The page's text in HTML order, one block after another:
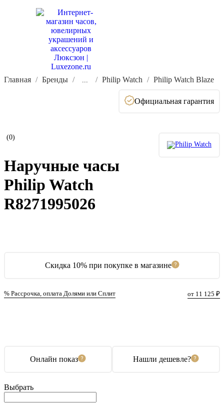
Главная Бренды ... Philip Watch Philip Watch Blaze
Официальная гарантия
(0)
Скидка 10% при покупке в магазине
% Рассрочка, оплата Долями или Сплит от 11 125 ₽
Наручные часы
Philip Watch
R8271995026
Онлайн показ Нашли дешевле?
Выбрать